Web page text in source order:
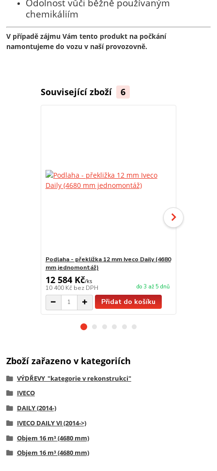
Odolnost vůči běžně používaným
chemikáliím
V případě zájmu Vám tento produkt na počkání
namontujeme do vozu v naší provozovně.
Související zboží 6
Podlaha - překližka 12 mm Iveco Daily (4680
mm jednomontáž)
12 584 Kč/ks
10 400 Kč bez DPH do 3 až 5 dnů
Přidat do košíku
Zboží zařazeno v kategoriích
VÝDŘEVY_"kategorie v rekonstrukci"
IVECO
DAILY (2014-)
IVECO DAILY VI (2014->)
Objem 16 m³ (4680 mm)
Objem 16 m³ (4680 mm)